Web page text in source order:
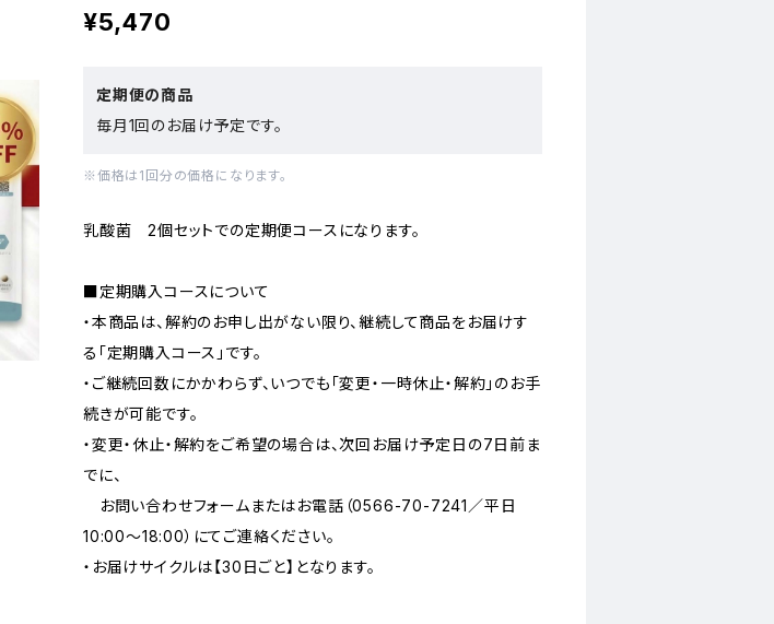
¥5,470
定期便の商品
毎月1回のお届け予定です。
※価格は1回分の価格になります。
乳酸菌 2個セットでの定期便コースになります。
■定期購入コースについて
・本商品は、解約のお申し出がない限り、継続して商品をお届けす
る「定期購入コース」です。
・ご継続回数にかかわらず、いつでも「変更・一時休止・解約」のお手
続きが可能です。
・変更・休止・解約をご希望の場合は、次回お届け予定日の7日前ま
でに、
お問い合わせフォームまたはお電話（0566-70-7241／平日
10:00～18:00）にてご連絡ください。
・お届けサイクルは【30日ごと】となります。